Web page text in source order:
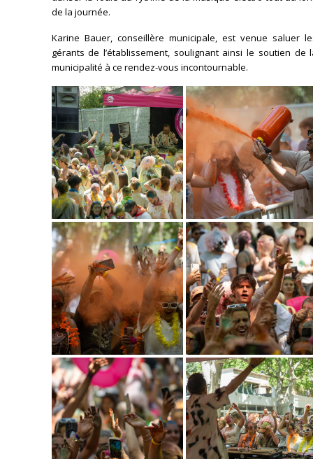
de la journée.
Karine Bauer, conseillère municipale, est venue saluer
gérants de l’établissement, soulignant ainsi le soutien de
municipalité à ce rendez-vous incontournable.